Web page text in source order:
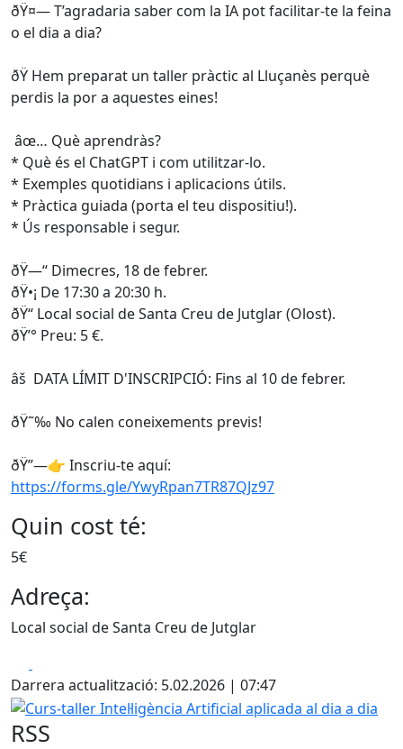
ðŸ¤—T’agradaria saber com la IA pot facilitar-te la feina
o el dia a dia?
ðŸ Hem preparat un taller pràctic al Lluçanès perquè
perdis la por a aquestes eines!
âœ… Què aprendràs?
* Què és el ChatGPT i com utilitzar-lo.
* Exemples quotidians i aplicacions útils.
* Pràctica guiada (porta el teu dispositiu!).
* Ús responsable i segur.
ðŸ—“ Dimecres, 18 de febrer.
ðŸ•¡ De 17:30 a 20:30 h.
ðŸ“ Local social de Santa Creu de Jutglar (Olost).
ðŸ’° Preu: 5 €.
âš ️ DATA LÍMIT D'INSCRIPCIÓ: Fins al 10 de febrer.
ðŸ˜‰ No calen coneixements previs!
ðŸ”—👉 Inscriu-te aquí:
https://forms.gle/YwyRpan7TR87QJz97
Quin cost té:
5€
Adreça:
Local social de Santa Creu de Jutglar
Darrera actualització: 5.02.2026 | 07:47
Curs-taller Intel·ligència Artificial aplicada al dia a dia
RSS